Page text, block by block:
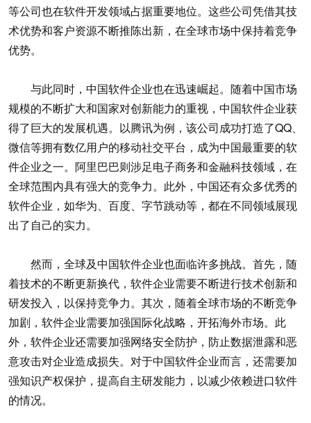
等公司也在软件开发领域占据重要地位。这些公司凭借其技
术优势和客户资源不断推陈出新，在全球市场中保持着竞争
优势。
与此同时，中国软件企业也在迅速崛起。随着中国市场
规模的不断扩大和国家对创新能力的重视，中国软件企业获
得了巨大的发展机遇。以腾讯为例，该公司成功打造了QQ、
微信等拥有数亿用户的移动社交平台，成为中国最重要的软
件企业之一。阿里巴巴则涉足电子商务和金融科技领域，在
全球范围内具有强大的竞争力。此外，中国还有众多优秀的
软件企业，如华为、百度、字节跳动等，都在不同领域展现
出了自己的实力。
然而，全球及中国软件企业也面临许多挑战。首先，随
着技术的不断更新换代，软件企业需要不断进行技术创新和
研发投入，以保持竞争力。其次，随着全球市场的不断竞争
加剧，软件企业需要加强国际化战略，开拓海外市场。此
外，软件企业还需要加强网络安全防护，防止数据泄露和恶
意攻击对企业造成损失。对于中国软件企业而言，还需要加
强知识产权保护，提高自主研发能力，以减少依赖进口软件
的情况。